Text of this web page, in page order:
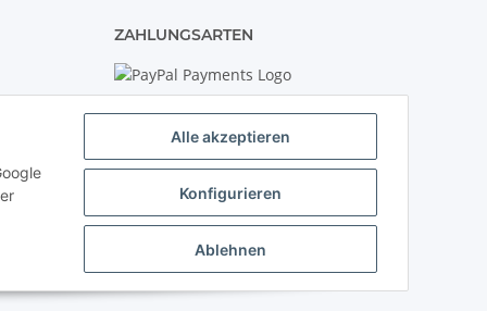
ZAHLUNGSARTEN
VERSAND
Alle akzeptieren
Konfigurieren
Ablehnen